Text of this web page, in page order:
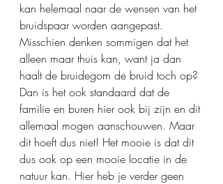
kan helemaal naar de wensen van het
bruidspaar worden aangepast.
Misschien denken sommigen dat het
alleen maar thuis kan, want ja dan
haalt de bruidegom de bruid toch op?
Dan is het ook standaard dat de
familie en buren hier ook bij zijn en dit
allemaal mogen aanschouwen. Maar
dit hoeft dus niet! Het mooie is dat dit
dus ook op een mooie locatie in de
natuur kan. Hier heb je verder geen